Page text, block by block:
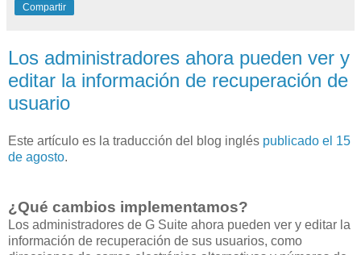
Compartir
Los administradores ahora pueden ver y
editar la información de recuperación de
usuario
Este artículo es la traducción del blog inglés publicado el 15
de agosto.
¿Qué cambios implementamos?
Los administradores de G Suite ahora pueden ver y editar la
información de recuperación de sus usuarios, como